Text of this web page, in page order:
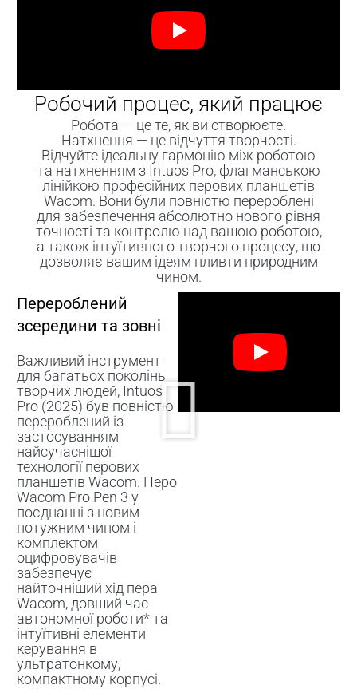
Робочий процес, який працює
Робота — це те, як ви створюєте.
Натхнення — це відчуття творчості.
Відчуйте ідеальну гармонію між роботою
та натхненням з Intuos Pro, флагманською
лінійкою професійних перових планшетів
Wacom. Вони були повністю перероблені
для забезпечення абсолютно нового рівня
точності та контролю над вашою роботою,
а також інтуїтивного творчого процесу, що
дозволяє вашим ідеям пливти природним
чином.
Перероблений
зсередини та зовні
Важливий інструмент
для багатьох поколінь
творчих людей, Intuos
Pro (2025) був повністю
перероблений із
застосуванням
найсучаснішої
технології перових
планшетів Wacom. Перо
Wacom Pro Pen 3 у
поєднанні з новим
потужним чипом і
комплектом
оцифровувачів
забезпечує
найточніший хід пера
Wacom, довший час
автономної роботи* та
інтуїтивні елементи
керування в
ультратонкому,
компактному корпусі.